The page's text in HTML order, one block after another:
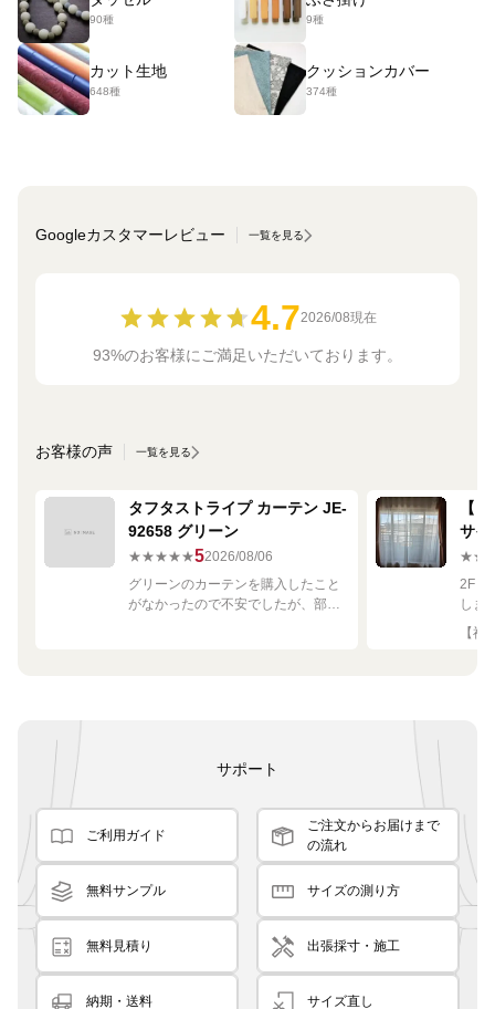
90種 9種
カット生地
648種
クッションカバー
374種
Googleカスタマーレビュー 一覧を見る
4.72026/08現在
93%のお客様にご満足いただいております。
お客様の声 一覧を見る
タフタストライプ カーテン JE-
92658 グリーン
★★★★★52026/08/06
グリーンのカーテンを購入したこと
がなかったので不安でしたが、部屋
【
サイ
2Fリ
しま
し
で
【神
サポート
ご利用ガイド
ご注文からお届けまで
の流れ
無料サンプル サイズの測り方
無料見積り 出張採寸・施工
納期・送料 サイズ直し